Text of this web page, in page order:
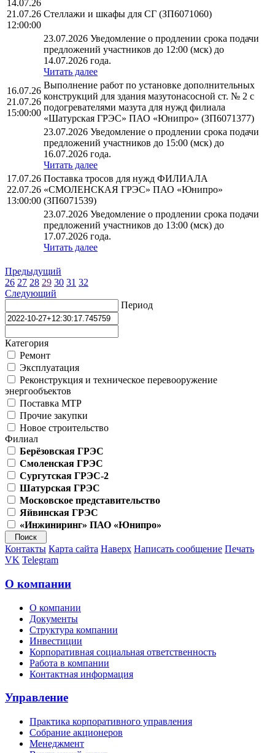
14.07.26
21.07.26
12:00:00
Стеллажи и шкафы для СГ (ЗП6071060)
23.07.2026 Уведомление о продлении срока подачи
предложений участников до 12:00 (мск) до
14.07.2026 года.
Читать далее
16.07.26
21.07.26
15:00:00
Выполнение работ по установке дополнительных
конструкций для здания мазутонасосной ст. № 2 с
подогревателями мазута для нужд филиала
«Шатурская ГРЭС» ПАО «Юнипро» (ЗП6071377)
23.07.2026 Уведомление о продлении срока подачи
предложений участников до 15:00 (мск) до
16.07.2026 года.
Читать далее
17.07.26
22.07.26
13:00:00
Поставка тросов для нужд ФИЛИАЛА
«СМОЛЕНСКАЯ ГРЭС» ПАО «Юнипро»
(ЗП6071539)
23.07.2026 Уведомление о продлении срока подачи
предложений участников до 13:00 (мск) до
17.07.2026 года.
Читать далее
Предыдущий
26 27 28 29 30 31 32
Следующий
Период
Категория
Ремонт
Эксплуатация
Реконструкция и техническое перевооружение
энергообъектов
Поставка МТР
Прочие закупки
Новое строительство
Филиал
Берёзовская ГРЭС
Смоленская ГРЭС
Сургутская ГРЭС-2
Шатурская ГРЭС
Московское представительство
Яйвинская ГРЭС
«Инжиниринг» ПАО «Юнипро»
Контакты Карта сайта Наверх Написать сообщение Печать
VK Telegram
О компании
О компании
Документы
Структура компании
Инвестиции
Корпоративная социальная ответственность
Работа в компании
Контактная информация
Управление
Практика корпоративного управления
Собрание акционеров
Менеджмент